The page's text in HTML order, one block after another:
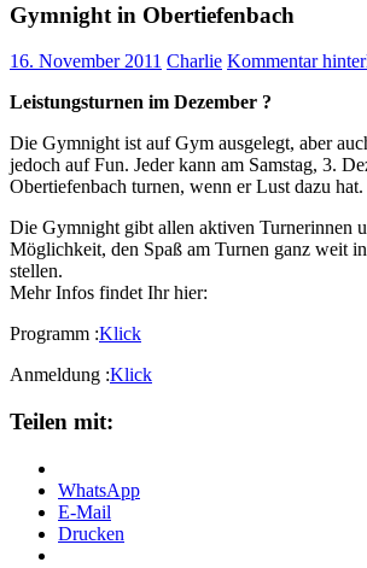
Gymnight in Obertiefenbach
16. November 2011 Charlie Kommentar
Leistungsturnen im Dezember ?
Die Gymnight ist auf Gym ausgelegt, aber
jedoch auf Fun. Jeder kann am Samstag, 3.
Obertiefenbach turnen, wenn er Lust dazu hat.
Die Gymnight gibt allen aktiven Turnerinnen
Möglichkeit, den Spaß am Turnen ganz weit
stellen.
Mehr Infos findet Ihr hier:
Programm :Klick
Anmeldung :Klick
Teilen mit:
WhatsApp
E-Mail
Drucken